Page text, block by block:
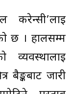
करेन्सी’लाई
छ । हालसम्म
व्यवस्थालाई
बैङ्कबाट जारी